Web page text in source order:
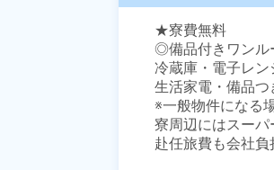
★寮費無料
◎備品付きワンル
冷蔵庫・電子レ
生活家電・備品つ
※一般物件になる
寮周辺にはスーパ
赴任旅費も会社負